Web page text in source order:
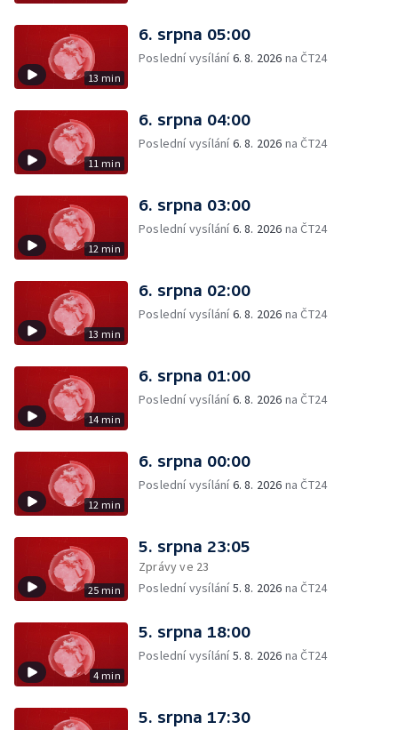
13 min
6. srpna 05:00
Poslední vysílání6. 8. 2026 na ČT24
11 min
6. srpna 04:00
Poslední vysílání6. 8. 2026 na ČT24
12 min
6. srpna 03:00
Poslední vysílání6. 8. 2026 na ČT24
13 min
6. srpna 02:00
Poslední vysílání6. 8. 2026 na ČT24
14 min
6. srpna 01:00
Poslední vysílání6. 8. 2026 na ČT24
12 min
6. srpna 00:00
Poslední vysílání6. 8. 2026 na ČT24
25 min
5. srpna 23:05
Zprávy ve 23
Poslední vysílání5. 8. 2026 na ČT24
4 min
5. srpna 18:00
Poslední vysílání5. 8. 2026 na ČT24
5. srpna 17:30